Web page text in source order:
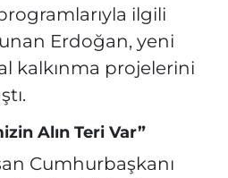
ilgili
Erdoğan, yeni
kalkınma projelerini
Alın Teri Var”
Cumhurbaşkanı